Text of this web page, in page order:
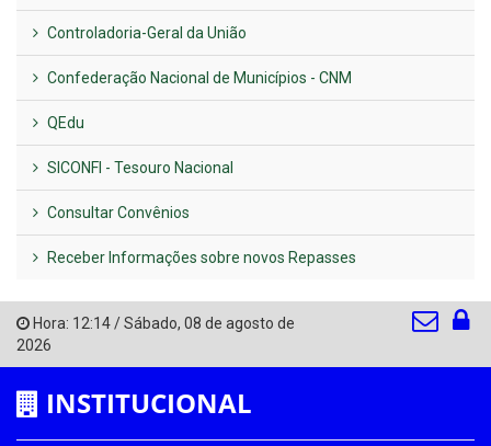
Controladoria-Geral da União
Confederação Nacional de Municípios - CNM
QEdu
SICONFI - Tesouro Nacional
Consultar Convênios
Receber Informações sobre novos Repasses
Hora: 12:14/Sábado, 08 de agosto de
2026
INSTITUCIONAL